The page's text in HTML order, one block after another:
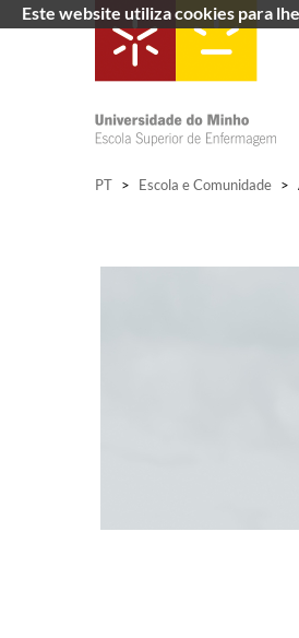
PT > Escola e Comunidade >
Este website utiliza cookies para